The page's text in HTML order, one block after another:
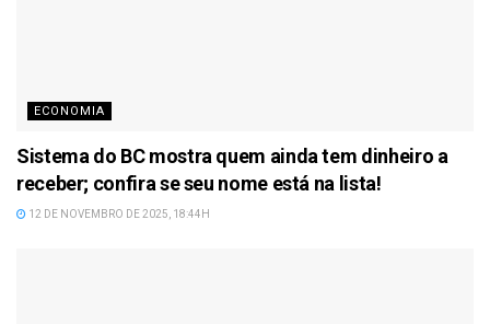
ECONOMIA
Sistema do BC mostra quem ainda tem dinheiro a
receber; confira se seu nome está na lista!
12 DE NOVEMBRO DE 2025, 18:44H